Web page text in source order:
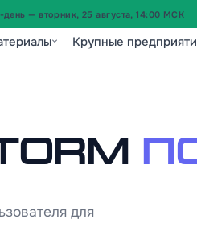
— вторник, 25 августа, 14:00 МСК
Крупные
для